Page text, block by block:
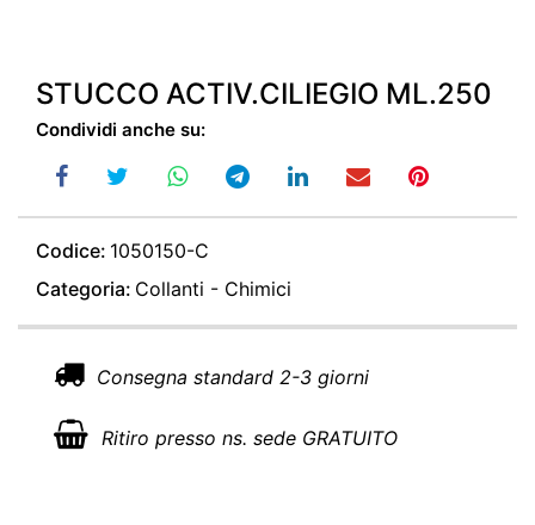
STUCCO ACTIV.CILIEGIO ML.250
Condividi anche su:
Codice: 1050150-C
Categoria: Collanti - Chimici
Consegna standard 2-3 giorni
Ritiro presso ns. sede GRATUITO